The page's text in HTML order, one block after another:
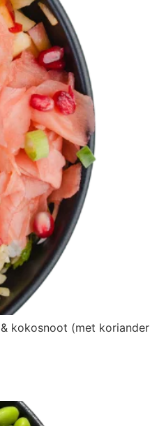
kokosnoot (met koriander